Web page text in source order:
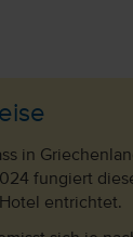
in
fungiert
entrichtet.